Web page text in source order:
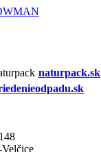
naturpack.sk